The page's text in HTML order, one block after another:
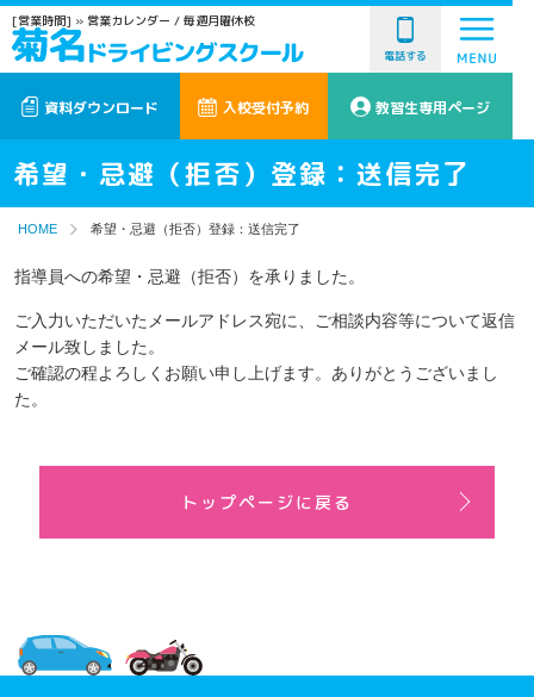
[営業時間] » 営業カレンダー / 毎週月曜休校
電話する
資料ダウンロード 入校受付予約 教習生専用ページ
希望・忌避（拒否）登録：送信完了
HOME 希望・忌避（拒否）登録：送信完了
指導員への希望・忌避（拒否）を承りました。
ご入力いただいたメールアドレス宛に、ご相談内容等について返信
メール致しました。
ご確認の程よろしくお願い申し上げます。ありがとうございまし
た。
トップページに戻る